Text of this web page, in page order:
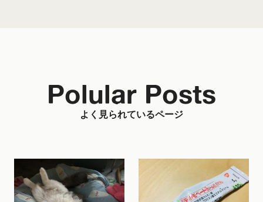
よく見られているページ
Polular Posts